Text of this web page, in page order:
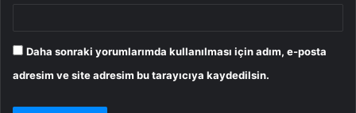
Daha sonraki yorumlarımda kullanılması için adım, e-posta
adresim ve site adresim bu tarayıcıya kaydedilsin.